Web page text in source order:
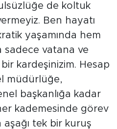
de koltuk
Ben hayatı
yaşamında hem
sadece vatana ve
kardeşinizim. Hesap
müdürlüğe,
başkanlığa kadar
kademesinde görev
aşağı tek bir kuruş